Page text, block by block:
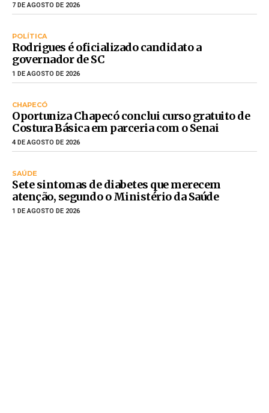
7 DE AGOSTO DE 2026
POLÍTICA
Rodrigues é oficializado candidato a
governador de SC
1 DE AGOSTO DE 2026
CHAPECÓ
Oportuniza Chapecó conclui curso gratuito de
Costura Básica em parceria com o Senai
4 DE AGOSTO DE 2026
SAÚDE
Sete sintomas de diabetes que merecem
atenção, segundo o Ministério da Saúde
1 DE AGOSTO DE 2026